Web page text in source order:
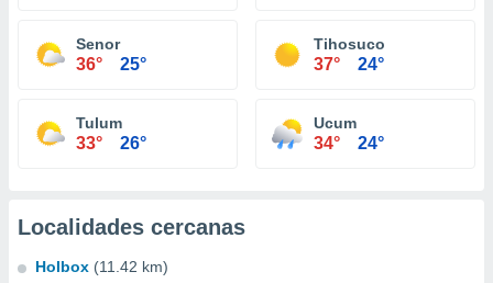
Senor
36° 25°
Tihosuco
37° 24°
Tulum
33° 26°
Ucum
34° 24°
Localidades cercanas
Holbox (11.42 km)